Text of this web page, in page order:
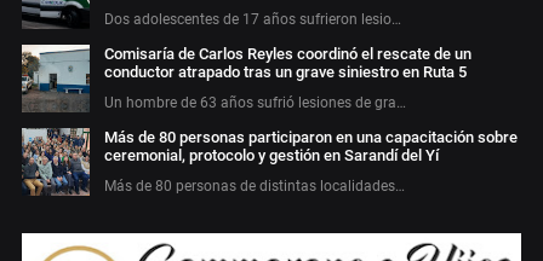
Dos adolescentes de 17 años sufrieron lesio…
Comisaría de Carlos Reyles coordinó el rescate de un
conductor atrapado tras un grave siniestro en Ruta 5
Un hombre de 63 años sufrió lesiones de gra…
Más de 80 personas participaron en una capacitación sobre
ceremonial, protocolo y gestión en Sarandí del Yí
Más de 80 personas de distintas localidades…